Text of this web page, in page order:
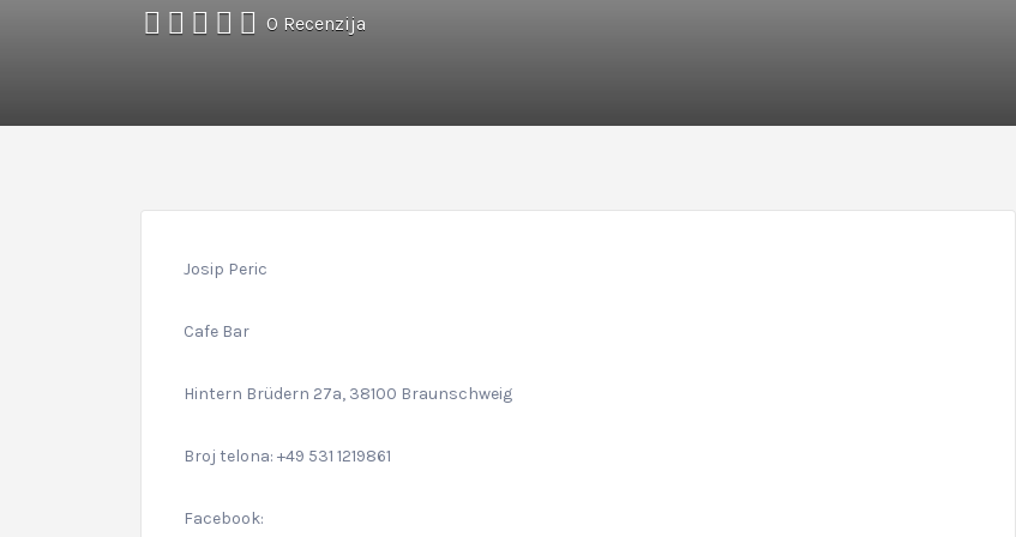
0 Recenzija
Josip Peric
Cafe Bar
Hintern Brüdern 27a, 38100 Braunschweig
Broj telona: +49 531 1219861
Facebook: